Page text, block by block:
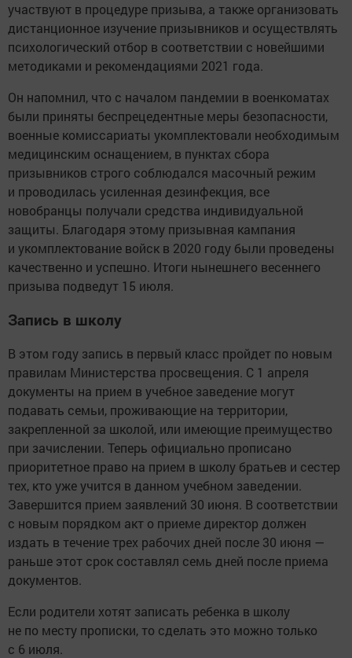
участвуют в процедуре призыва, а также организовать
дистанционное изучение призывников и осуществлять
психологический отбор в соответствии с новейшими
методиками и рекомендациями 2021 года.
Он напомнил, что с началом пандемии в военкоматах
были приняты беспрецедентные меры безопасности,
военные комиссариаты укомплектовали необходимым
медицинским оснащением, в пунктах сбора
призывников строго соблюдался масочный режим
и проводилась усиленная дезинфекция, все
новобранцы получали средства индивидуальной
защиты. Благодаря этому призывная кампания
и укомплектование войск в 2020 году были проведены
качественно и успешно. Итоги нынешнего весеннего
призыва подведут 15 июля.
Запись в школу
В этом году запись в первый класс пройдет по новым
правилам Министерства просвещения. С 1 апреля
документы на прием в учебное заведение могут
подавать семьи, проживающие на территории,
закрепленной за школой, или имеющие преимущество
при зачислении. Теперь официально прописано
приоритетное право на прием в школу братьев и сестер
тех, кто уже учится в данном учебном заведении.
Завершится прием заявлений 30 июня. В соответствии
с новым порядком акт о приеме директор должен
издать в течение трех рабочих дней после 30 июня —
раньше этот срок составлял семь дней после приема
документов.
Если родители хотят записать ребенка в школу
не по месту прописки, то сделать это можно только
с 6 июля.